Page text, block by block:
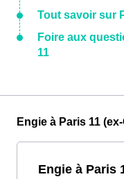
Tout savoir sur
Foire aux
11
Engie à Paris 11
Engie à Paris